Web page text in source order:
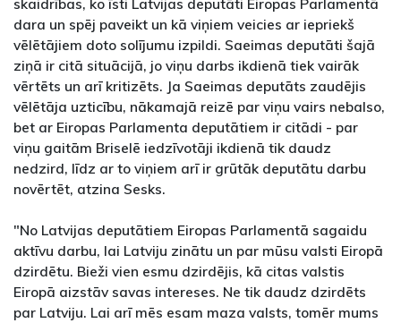
skaidrības, ko īsti Latvijas deputāti Eiropas Parlamentā
dara un spēj paveikt un kā viņiem veicies ar iepriekš
vēlētājiem doto solījumu izpildi. Saeimas deputāti šajā
ziņā ir citā situācijā, jo viņu darbs ikdienā tiek vairāk
vērtēts un arī kritizēts. Ja Saeimas deputāts zaudējis
vēlētāja uzticību, nākamajā reizē par viņu vairs nebalso,
bet ar Eiropas Parlamenta deputātiem ir citādi - par
viņu gaitām Briselē iedzīvotāji ikdienā tik daudz
nedzird, līdz ar to viņiem arī ir grūtāk deputātu darbu
novērtēt, atzina Sesks.
"No Latvijas deputātiem Eiropas Parlamentā sagaidu
aktīvu darbu, lai Latviju zinātu un par mūsu valsti Eiropā
dzirdētu. Bieži vien esmu dzirdējis, kā citas valstis
Eiropā aizstāv savas intereses. Ne tik daudz dzirdēts
par Latviju. Lai arī mēs esam maza valsts, tomēr mums